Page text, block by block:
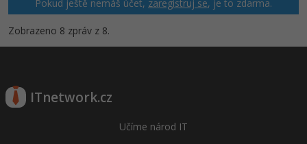
Pokud ještě nemáš účet, zaregistruj se, je to zdarma.
Zobrazeno 8 zpráv z 8.
ITnetwork.cz
Učíme národ IT